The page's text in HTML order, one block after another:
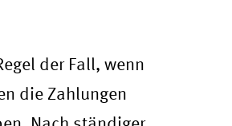
der Fall, wenn
die Zahlungen